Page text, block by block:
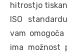
hitrostjo
ISO
vam
ima možnost